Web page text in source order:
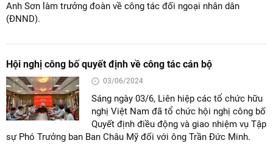
Anh Sơn làm trưởng đoàn về công tác đối ngoại nhân dân
(ĐNND).
Hội nghị công bố quyết định về công tác cán bộ
03/06/2024
Sáng ngày 03/6, Liên hiệp các tổ chức hữu
nghị Việt Nam đã tổ chức hội nghị công bố
Quyết định điều động và giao nhiệm vụ Tập
sự Phó Trưởng ban Ban Châu Mỹ đối với ông Trần Đức Minh.